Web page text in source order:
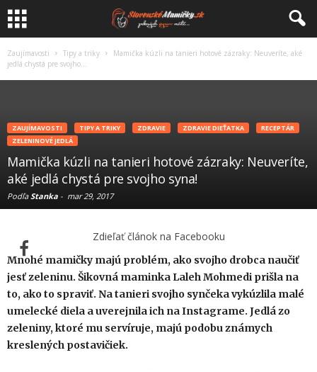
Zaujímavosti Tipy a triky
Mamička kúzli na tanieri hotové zázraky: Neuveríte, aké
jedlá chystá pre svojho...
ZAUJÍMAVOSTI TIPY A TRIKY ZDRAVIE ZDRAVIE DIEŤATKA
RECEPTÁR
ZELENINOVÉ JEDLÁ
Mamička kúzli na tanieri hotové zázraky: Neuveríte,
aké jedlá chystá pre svojho syna!
PodľaStanka - mar 29, 2017
Zdieľať článok na Facebooku
Mnohé mamičky majú problém, ako svojho drobca naučiť
jesť zeleninu. Šikovná maminka Laleh Mohmedi prišla na
to, ako to spraviť. Na tanieri svojho synčeka vykúzlila malé
umelecké diela a uverejnila ich na Instagrame. Jedlá zo
zeleniny, ktoré mu servíruje, majú podobu známych
kreslených postavičiek.